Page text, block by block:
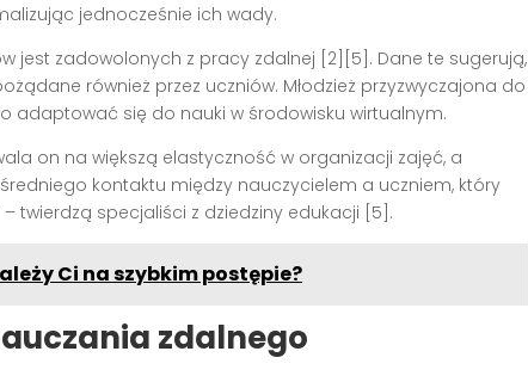
jednocześnie ich wady.
jest zadowolonych z pracy zdalnej [2][5]. Dane te sugerują,
również przez uczniów. Młodzież przyzwyczajona do
adaptować się do nauki w środowisku wirtualnym.
on na większą elastyczność w organizacji zajęć, a
kontaktu między nauczycielem a uczniem, który
twierdzą specjaliści z dziedziny edukacji [5].
Ci na szybkim postępie?
zdalnego